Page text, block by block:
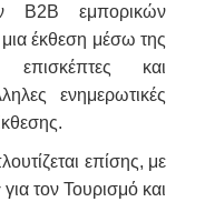
B2B εμπορικών
έκθεση μέσω της
και
ενημερωτικές
επίσης, με
για τον Τουρισμό και